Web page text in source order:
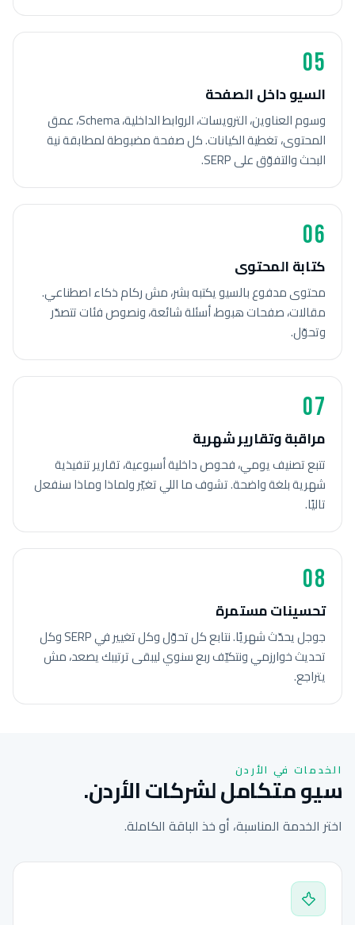
05
السيو داخل الصفحة
وسوم العناوين، الترويسات، الروابط الداخلية، Schema، عمق
المحتوى، تغطية الكيانات. كل صفحة مضبوطة لمطابقة نية
البحث والتفوّق على SERP.
06
كتابة المحتوى
محتوى مدفوع بالسيو يكتبه بشر، مش ركام ذكاء اصطناعي.
مقالات، صفحات هبوط، أسئلة شائعة، ونصوص فئات تتصدّر
وتحوّل.
07
مراقبة وتقارير شهرية
تتبع تصنيف يومي، فحوص داخلية أسبوعية، تقارير تنفيذية
شهرية بلغة واضحة. تشوف ما اللي تغيّر ولماذا وماذا سنفعل
تاليًا.
08
تحسينات مستمرة
جوجل يحدّث شهريًا. نتابع كل تحوّل وكل تغيير في SERP وكل
تحديث خوارزمي ونتكيّف ربع سنوي ليبقى ترتيبك يصعد، مش
يتراجع.
الخدمات في الأردن
سيو متكامل لشركات الأردن.
اختر الخدمة المناسبة، أو خذ الباقة الكاملة.